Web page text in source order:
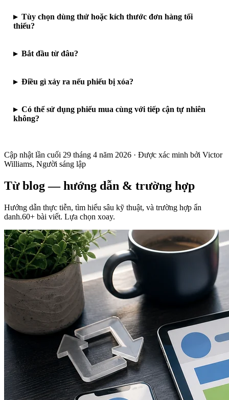
Tùy chọn dùng thử hoặc kích thước đơn hàng tối
thiểu?
Bắt đầu từ đâu?
Điều gì xảy ra nếu phiếu bị xóa?
Có thể sử dụng phiếu mua cùng với tiếp cận tự nhiên
không?
Cập nhật lần cuối 29 tháng 4 năm 2026 · Được xác minh bởi Victor
Williams, Người sáng lập
Từ blog — hướng dẫn & trường hợp
Hướng dẫn thực tiễn, tìm hiểu sâu kỹ thuật, và trường hợp ẩn
danh.60+ bài viết. Lựa chọn xoay.